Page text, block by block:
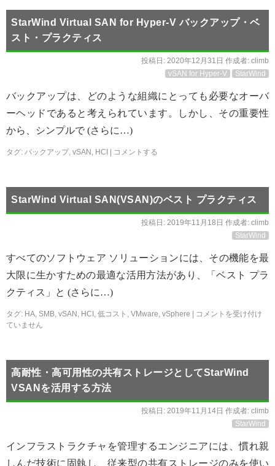
StarWind Virtual SAN for Hyper-V バックアップ・ベ
スト・プラクティス
投稿日: 2020年12月31日 作成者: climb
vSAN for Hyper-V
StarWind
バックアップは、どのような組織にとっても必要なオーバ
ーヘッドであると考えられています。しかし、その重要性
から、シンプルで (さらに…)
タグ: バックアップ, vSAN , HCI コメントする
StarWind Virtual SAN(VSAN)のベスト プラクティス
投稿日: 2019年11月18日 作成者: climb
StarWind
すべてのソフトウェア ソリューションには、その機能を最
大限に生かすための最適な活用方法があり、「ベスト プラ
クティス」と (さらに…)
タグ: HA, SMB, vSAN , HCI , 低コスト , VMware, vSphere
コメントを受け付け
ていません
高耐性・高可用性の共有ストレージとしてStarWind
VSANを活用する方法
投稿日: 2019年11月14日 作成者: climb
StarWind
インフラストラクチャを管理するエンジニアには、慣れ親
しんだ技術に固執し、従来型の共有ストレージのみを使い